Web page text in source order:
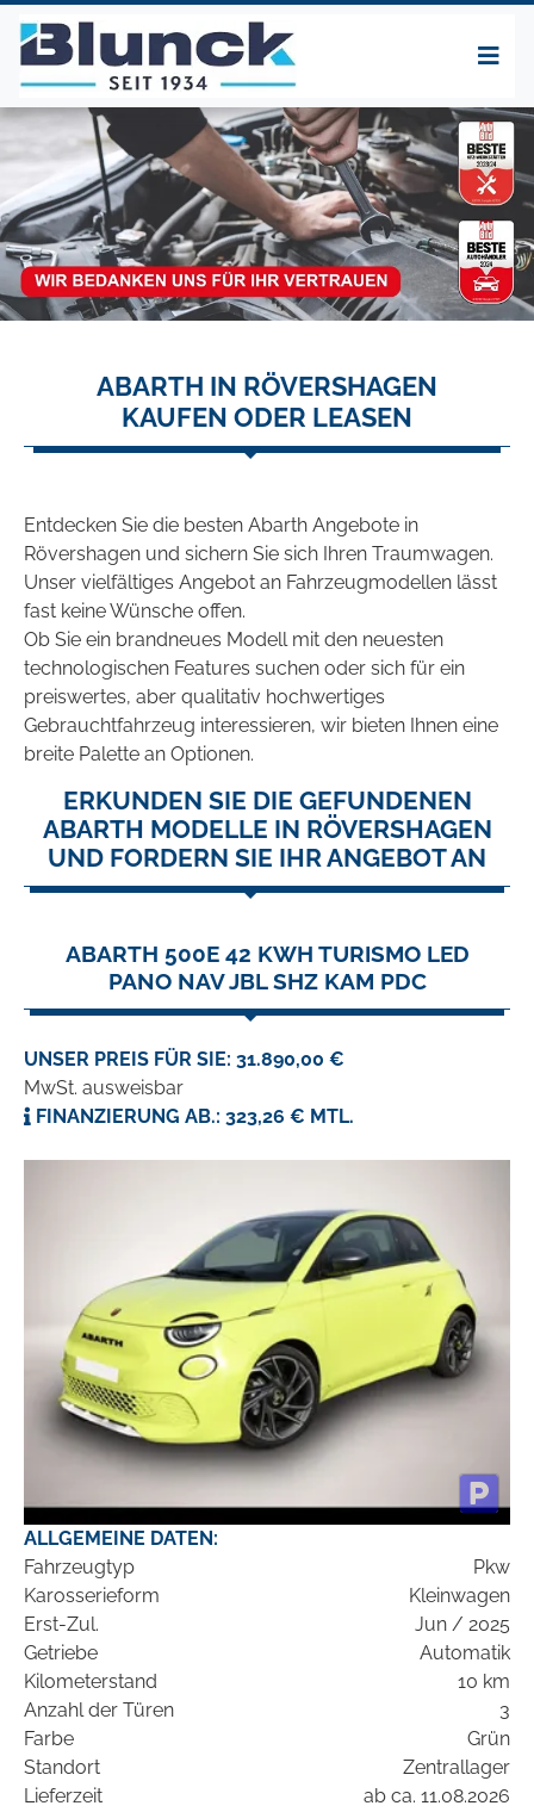
ABARTH IN RÖVERSHAGEN
KAUFEN ODER LEASEN
Entdecken Sie die besten Abarth Angebote in
Rövershagen und sichern Sie sich Ihren Traumwagen.
Unser vielfältiges Angebot an Fahrzeugmodellen lässt
fast keine Wünsche offen.
Ob Sie ein brandneues Modell mit den neuesten
technologischen Features suchen oder sich für ein
preiswertes, aber qualitativ hochwertiges
Gebrauchtfahrzeug interessieren, wir bieten Ihnen eine
breite Palette an Optionen.
ERKUNDEN SIE DIE GEFUNDENEN
ABARTH MODELLE IN RÖVERSHAGEN
UND FORDERN SIE IHR ANGEBOT AN
ABARTH 500E 42 KWH TURISMO LED
PANO NAV JBL SHZ KAM PDC
UNSER PREIS FÜR SIE: 31.890,00 €
MwSt. ausweisbar
FINANZIERUNG AB.: 323,26 € MTL.
ALLGEMEINE DATEN:
Fahrzeugtyp
Pkw
Karosserieform
Kleinwagen
Erst-Zul.
Jun / 2025
Getriebe
Automatik
Kilometerstand
10 km
Anzahl der Türen
3
Farbe
Grün
Standort
Zentrallager
Lieferzeit
ab ca. 11.08.2026